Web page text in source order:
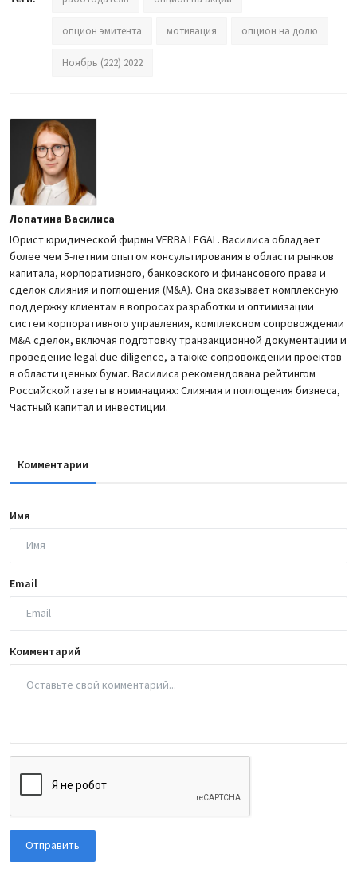
опцион эмитента мотивация опцион на долю
Ноябрь (222) 2022
Лопатина Василиса
Юрист юридической фирмы VERBA LEGAL. Василиса обладает
более чем 5-летним опытом консультирования в области рынков
капитала, корпоративного, банковского и финансового права и
сделок слияния и поглощения (M&A). Она оказывает комплексную
поддержку клиентам в вопросах разработки и оптимизации
систем корпоративного управления, комплексном сопровождении
M&A сделок, включая подготовку транзакционной документации и
проведение legal due diligence, а также сопровождении проектов
в области ценных бумаг. Василиса рекомендована рейтингом
Российской газеты в номинациях: Слияния и поглощения бизнеса,
Частный капитал и инвестиции.
Комментарии
Имя
Email
Комментарий
Отправить